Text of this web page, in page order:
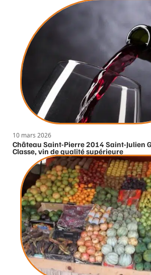
10 mars 2026
Château Saint-Pierre 2014 Saint-Julien
Classe, vin de qualité supérieure